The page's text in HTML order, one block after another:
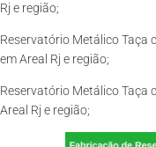
Rj e região;
Reservatório Metálico Taça
em Areal Rj e região;
Reservatório Metálico Taça
Areal Rj e região;